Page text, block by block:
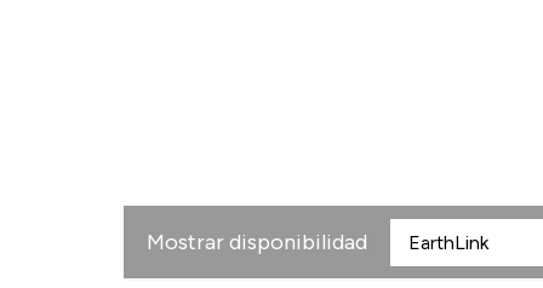
Mostrar disponibilidad